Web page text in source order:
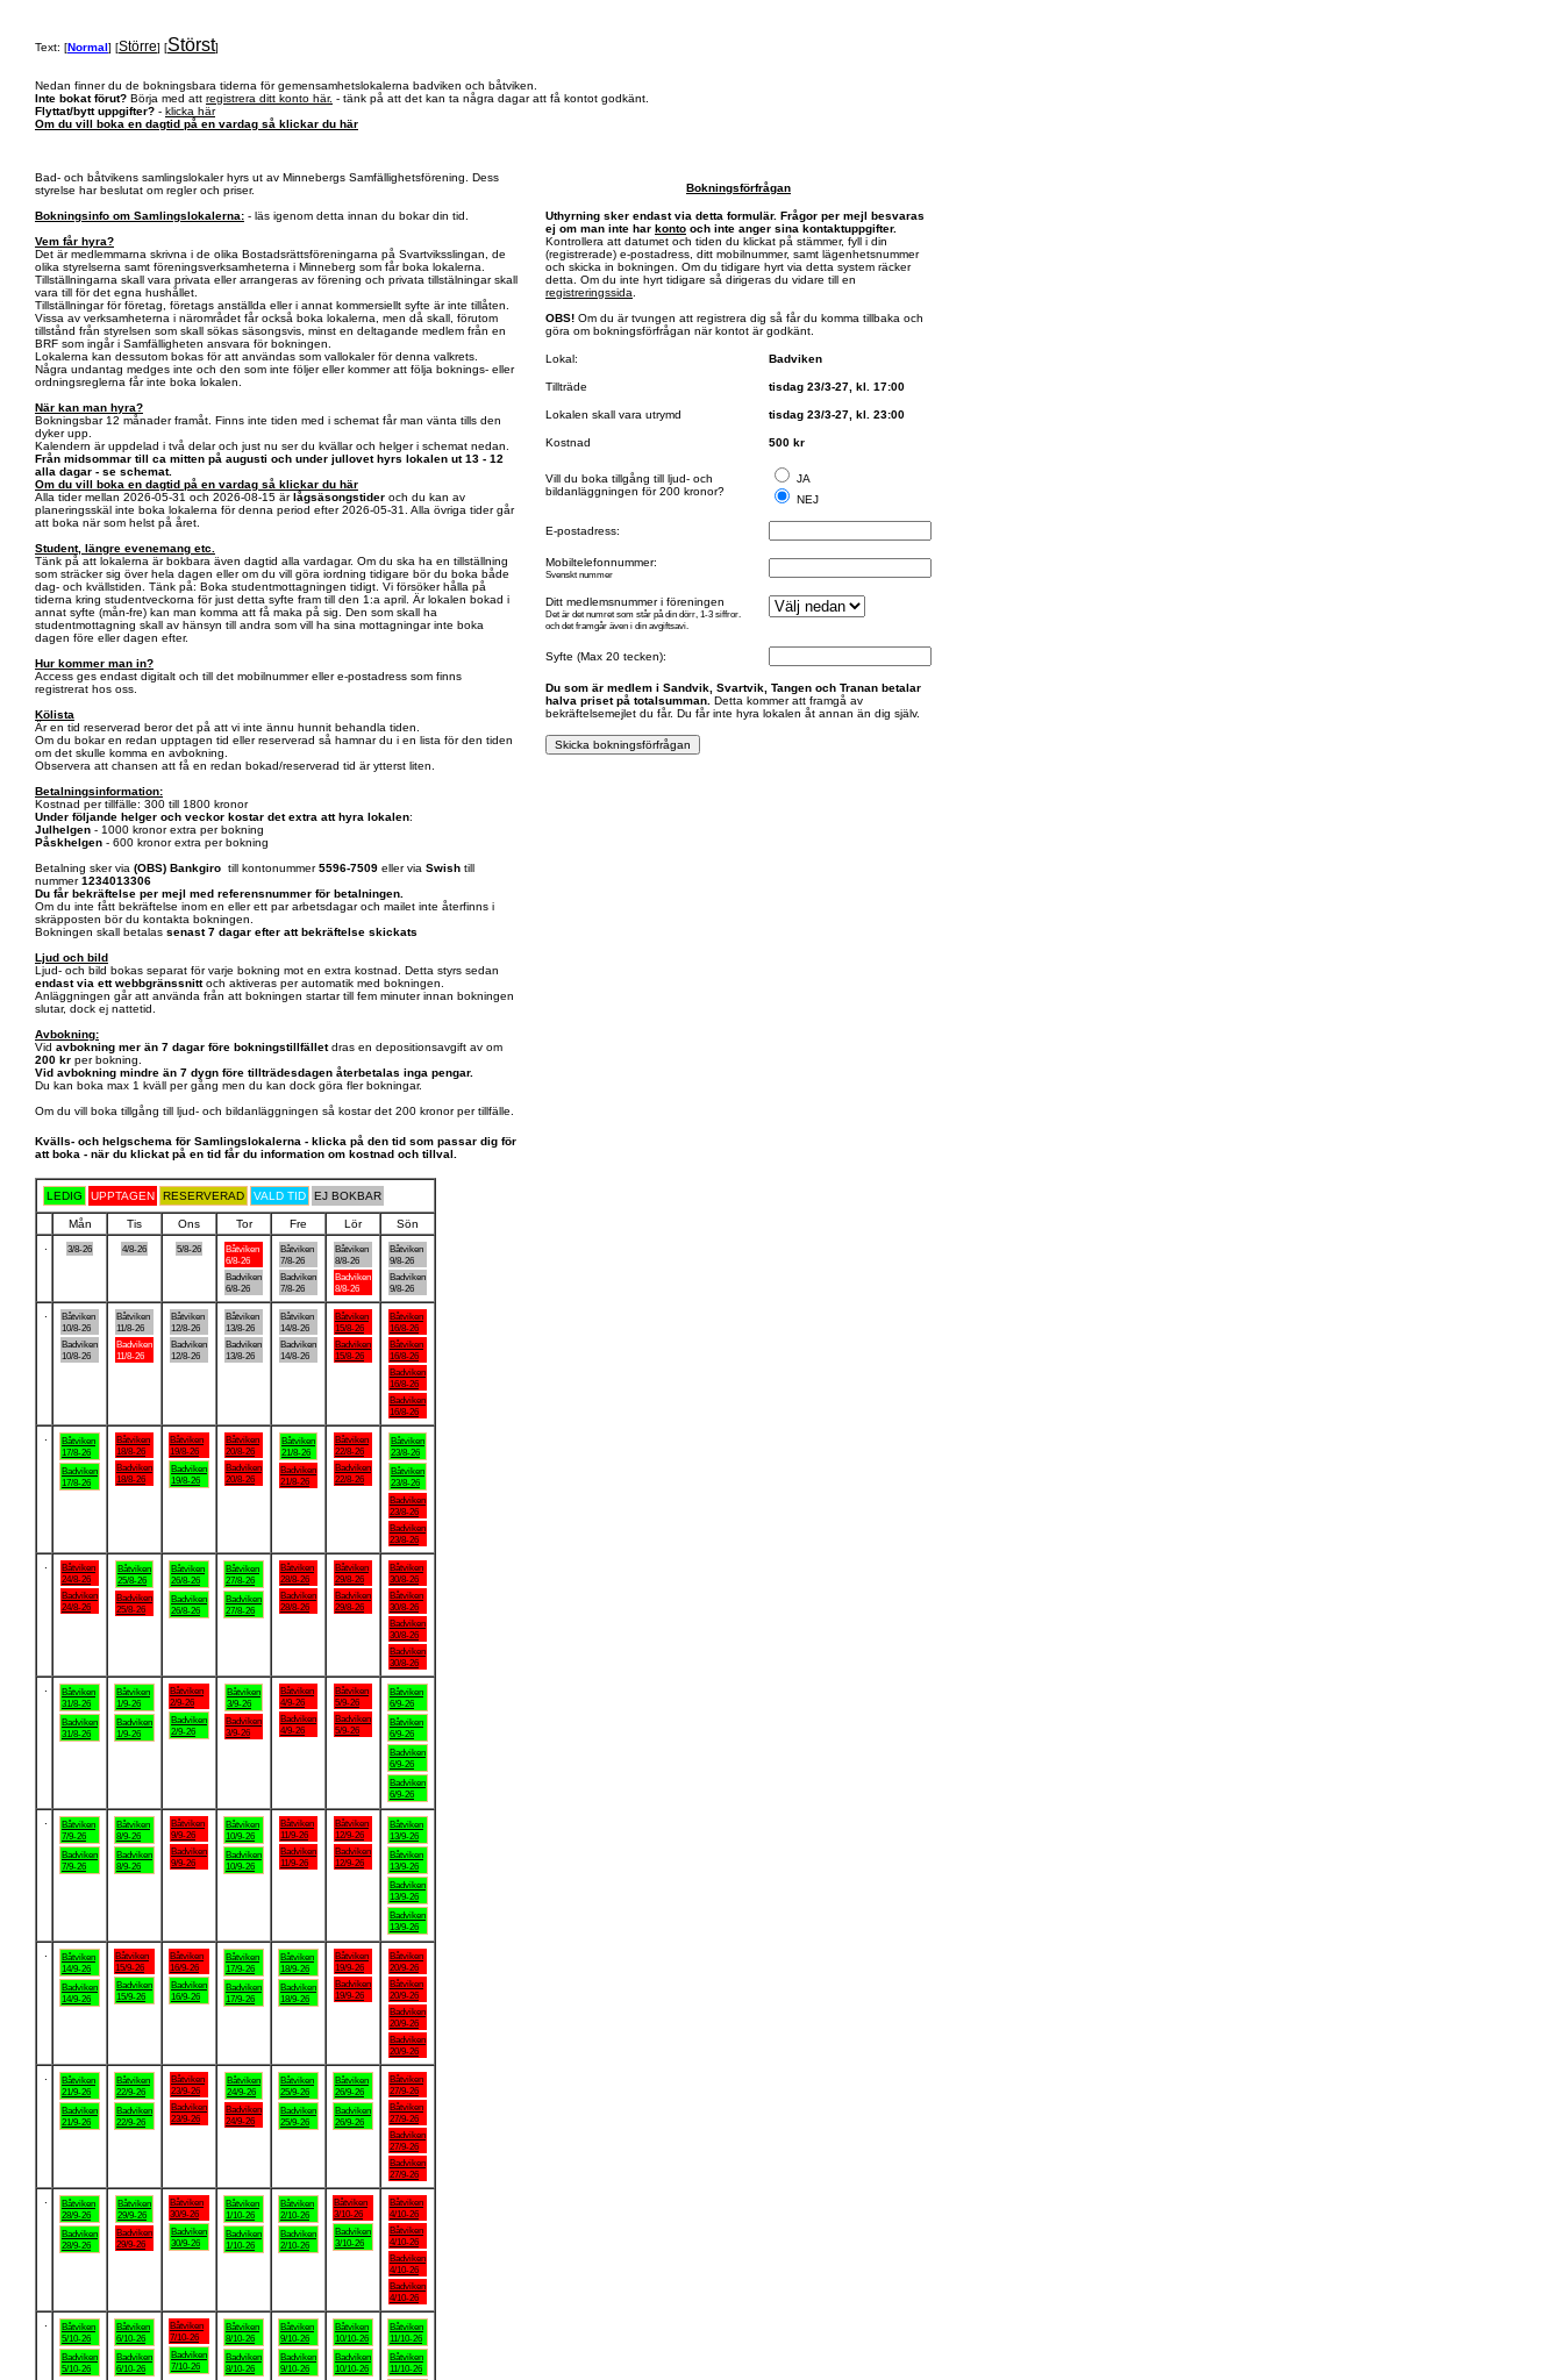
Text: [Normal] [Större] [Störst]
Nedan finner du de bokningsbara tiderna för gemensamhetslokalerna badviken och båtviken.
Inte bokat förut? Börja med att registrera ditt konto här. - tänk på att det kan ta några dagar att få kontot godkänt.
Flyttat/bytt uppgifter? - klicka här
Om du vill boka en dagtid på en vardag så klickar du här
Bad- och båtvikens samlingslokaler hyrs ut av Minnebergs Samfällighetsförening. Dess
styrelse har beslutat om regler och priser.
Bokningsinfo om Samlingslokalerna: - läs igenom detta innan du bokar din tid.
Vem får hyra?
Det är medlemmarna skrivna i de olika Bostadsrättsföreningarna på Svartviksslingan, de
olika styrelserna samt föreningsverksamheterna i Minneberg som får boka lokalerna.
Tillställningarna skall vara privata eller arrangeras av förening och privata tillstälningar skall
vara till för det egna hushållet.
Tillställningar för företag, företags anställda eller i annat kommersiellt syfte är inte tillåten.
Vissa av verksamheterna i närområdet får också boka lokalerna, men då skall, förutom
tillstånd från styrelsen som skall sökas säsongsvis, minst en deltagande medlem från en
BRF som ingår i Samfälligheten ansvara för bokningen.
Lokalerna kan dessutom bokas för att användas som vallokaler för denna valkrets.
Några undantag medges inte och den som inte följer eller kommer att följa boknings- eller
ordningsreglerna får inte boka lokalen.
När kan man hyra?
Bokningsbar 12 månader framåt. Finns inte tiden med i schemat får man vänta tills den
dyker upp.
Kalendern är uppdelad i två delar och just nu ser du kvällar och helger i schemat nedan.
Från midsommar till ca mitten på augusti och under jullovet hyrs lokalen ut 13 - 12
alla dagar - se schemat.
Om du vill boka en dagtid på en vardag så klickar du här
Alla tider mellan 2026-05-31 och 2026-08-15 ärlågsäsongstider och du kan av
planeringsskäl inte boka lokalerna för denna period efter 2026-05-31. Alla övriga tider går
att boka när som helst på året.
Student, längre evenemang etc.
Tänk på att lokalerna är bokbara även dagtid alla vardagar. Om du ska ha en tillställning
som sträcker sig över hela dagen eller om du vill göra iordning tidigare bör du boka både
dag- och kvällstiden. Tänk på: Boka studentmottagningen tidigt. Vi försöker hålla på
tiderna kring studentveckorna för just detta syfte fram till den 1:a april. Är lokalen bokad i
annat syfte (mån-fre) kan man komma att få maka på sig. Den som skall ha
studentmottagning skall av hänsyn till andra som vill ha sina mottagningar inte boka
dagen före eller dagen efter.
Hur kommer man in?
Access ges endast digitalt och till det mobilnummer eller e-postadress som finns
registrerat hos oss.
Kölista
Är en tid reserverad beror det på att vi inte ännu hunnit behandla tiden.
Om du bokar en redan upptagen tid eller reserverad så hamnar du i en lista för den tiden
om det skulle komma en avbokning.
Observera att chansen att få en redan bokad/reserverad tid är ytterst liten.
Betalningsinformation:
Kostnad per tillfälle: 300 till 1800 kronor
Under följande helger och veckor kostar det extra att hyra lokalen:
Julhelgen - 1000 kronor extra per bokning
Påskhelgen - 600 kronor extra per bokning
Betalning sker via (OBS) Bankgiro till kontonummer5596-7509 eller via Swish till
nummer1234013306
Du får bekräftelse per mejl med referensnummer för betalningen.
Om du inte fått bekräftelse inom en eller ett par arbetsdagar och mailet inte återfinns i
skräpposten bör du kontakta bokningen.
Bokningen skall betalas senast 7 dagar efter att bekräftelse skickats
Ljud och bild
Ljud- och bild bokas separat för varje bokning mot en extra kostnad. Detta styrs sedan
endast via ett webbgränssnittoch aktiveras per automatik med bokningen.
Anläggningen går att använda från att bokningen startar till fem minuter innan bokningen
slutar, dock ej nattetid.
Avbokning:
Vid avbokning mer än 7 dagar före bokningstillfälletdras en depositionsavgift av om
200 kr per bokning.
Vid avbokning mindre än 7 dygn före tillträdesdagen återbetalas inga pengar.
Du kan boka max 1 kväll per gång men du kan dock göra fler bokningar.
Om du vill boka tillgång till ljud- och bildanläggningen så kostar det 200 kronor per tillfälle.
Bokningsförfrågan
Uthyrning sker endast via detta formulär. Frågor per mejl besvaras
ej om man inte har konto och inte anger sina kontaktuppgifter.
Kontrollera att datumet och tiden du klickat på stämmer, fyll i din
(registrerade) e-postadress, ditt mobilnummer, samt lägenhetsnummer
och skicka in bokningen. Om du tidigare hyrt via detta system räcker
detta. Om du inte hyrt tidigare så dirigeras du vidare till en
registreringssida
OBS! Om du är tvungen att registrera dig så får du komma tillbaka och
göra om bokningsförfrågan när kontot är godkänt.
Lokal: Badviken
Tillträde tisdag 23/3-27, kl. 17:00
Lokalen skall vara utrymd tisdag 23/3-27, kl. 23:00
Kostnad 500 kr
Vill du boka tillgång till ljud- och
bildanläggningen för 200 kronor?
JA
NEJ
E-postadress:
Mobiltelefonnummer:
Svenskt nummer
Ditt medlemsnummer i föreningen
Det är det numret som står på din dörr, 1-3 siffror.
och det framgår även i din avgiftsavi.
Syfte (Max 20 tecken):
Du som är medlem i Sandvik, Svartvik, Tangen och Tranan betalar
halva priset på totalsumman. Detta kommer att framgå av
bekräftelsemejlet du får. Du får inte hyra lokalen åt annan än dig själv.
Kvälls- och helgschema för Samlingslokalerna - klicka på den tid som passar dig för
att boka - när du klickat på en tid får du information om kostnad och tillval.
LEDIG UPPTAGEN RESERVERAD VALD TID EJ BOKBAR
Mån Tis Ons Tor Fre Lör
Sön
3/8-26 4/8-26 5/8-26
Båtviken
6/8-26
Badviken
6/8-26
Båtviken
7/8-26
Badviken
7/8-26
Båtviken
8/8-26
Badviken
8/8-26
Båtviken
9/8-26
Badviken
9/8-26
Båtviken
10/8-26
Badviken
10/8-26
Båtviken
11/8-26
Badviken
11/8-26
Båtviken
12/8-26
Badviken
12/8-26
Båtviken
13/8-26
Badviken
13/8-26
Båtviken
14/8-26
Badviken
14/8-26
Båtviken
15/8-26
Badviken
15/8-26
Båtviken
16/8-26
Båtviken
16/8-26
Badviken
16/8-26
Badviken
16/8-26
Båtviken
17/8-26
Badviken
17/8-26
Båtviken
18/8-26
Badviken
18/8-26
Båtviken
19/8-26
Badviken
19/8-26
Båtviken
20/8-26
Badviken
20/8-26
Båtviken
21/8-26
Badviken
21/8-26
Båtviken
22/8-26
Badviken
22/8-26
Båtviken
23/8-26
Båtviken
23/8-26
Badviken
23/8-26
Badviken
23/8-26
Båtviken
24/8-26
Badviken
24/8-26
Båtviken
25/8-26
Badviken
25/8-26
Båtviken
26/8-26
Badviken
26/8-26
Båtviken
27/8-26
Badviken
27/8-26
Båtviken
28/8-26
Badviken
28/8-26
Båtviken
29/8-26
Badviken
29/8-26
Båtviken
30/8-26
Båtviken
30/8-26
Badviken
30/8-26
Badviken
30/8-26
Båtviken
31/8-26
Badviken
31/8-26
Båtviken
1/9-26
Badviken
1/9-26
Båtviken
2/9-26
Badviken
2/9-26
Båtviken
3/9-26
Badviken
3/9-26
Båtviken
4/9-26
Badviken
4/9-26
Båtviken
5/9-26
Badviken
5/9-26
Båtviken
6/9-26
Båtviken
6/9-26
Badviken
6/9-26
Badviken
6/9-26
Båtviken
7/9-26
Badviken
7/9-26
Båtviken
8/9-26
Badviken
8/9-26
Båtviken
9/9-26
Badviken
9/9-26
Båtviken
10/9-26
Badviken
10/9-26
Båtviken
11/9-26
Badviken
11/9-26
Båtviken
12/9-26
Badviken
12/9-26
Båtviken
13/9-26
Båtviken
13/9-26
Badviken
13/9-26
Badviken
13/9-26
Båtviken
14/9-26
Badviken
14/9-26
Båtviken
15/9-26
Badviken
15/9-26
Båtviken
16/9-26
Badviken
16/9-26
Båtviken
17/9-26
Badviken
17/9-26
Båtviken
18/9-26
Badviken
18/9-26
Båtviken
19/9-26
Badviken
19/9-26
Båtviken
20/9-26
Båtviken
20/9-26
Badviken
20/9-26
Badviken
20/9-26
Båtviken
21/9-26
Badviken
21/9-26
Båtviken
22/9-26
Badviken
22/9-26
Båtviken
23/9-26
Badviken
23/9-26
Båtviken
24/9-26
Badviken
24/9-26
Båtviken
25/9-26
Badviken
25/9-26
Båtviken
26/9-26
Badviken
26/9-26
Båtviken
27/9-26
Båtviken
27/9-26
Badviken
27/9-26
Badviken
27/9-26
Båtviken
28/9-26
Badviken
28/9-26
Båtviken
29/9-26
Badviken
29/9-26
Båtviken
30/9-26
Badviken
30/9-26
Båtviken
1/10-26
Badviken
1/10-26
Båtviken
2/10-26
Badviken
2/10-26
Båtviken
3/10-26
Badviken
3/10-26
Båtviken
4/10-26
Båtviken
4/10-26
Badviken
4/10-26
Badviken
4/10-26
Båtviken
5/10-26
Badviken
5/10-26
Båtviken
6/10-26
Badviken
6/10-26
Båtviken
7/10-26
Badviken
7/10-26
Båtviken
8/10-26
Badviken
8/10-26
Båtviken
9/10-26
Badviken
9/10-26
Båtviken
10/10-26
Badviken
10/10-26
Båtviken
11/10-26
Båtviken
11/10-26